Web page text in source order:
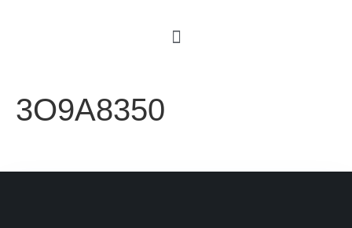
3O9A8350